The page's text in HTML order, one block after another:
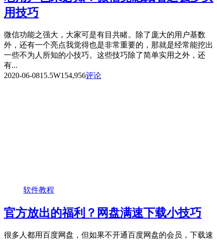
用技巧
微信功能之强大，大家可是有目共睹。除了庞大的用户基数
外，还有一个亮点我觉得也是非常重要的，那就是经常能挖出
一些不为人所知的小技巧。这些技巧除了简单实用之外，还
有...
2020-06-0815.5W154,956评论
软件教程
官方放出的福利？网盘满速下载小技巧
很多人都用百度网盘，但如果不开通百度网盘的会员，下载速